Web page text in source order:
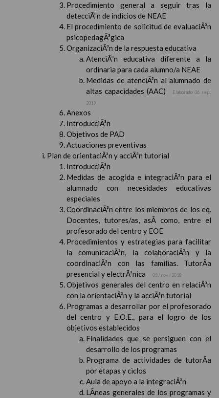
Procedimiento general a seguir tras la
detecciÃ³n de indicios de NEAE
El procedimiento de solicitud de evaluaciÃ³n
psicopedagÃ³gica
OrganizaciÃ³n de la respuesta educativa
AtenciÃ³n educativa diferente a la
ordinaria para cada alumno/a NEAE
Medidas de atenciÃ³n al alumnado de
altas capacidades (AAC)
Elaborado 06 sept
2019
Anexos
IntroducciÃ³n
Objetivos de PAD
Actuaciones preventivas
Plan de orientaciÃ³n y acciÃ³n tutorial
IntroducciÃ³n
Medidas de acogida e integraciÃ³n para el
alumnado con necesidades educativas
especiales
CoordinaciÃ³n entre los miembros de los eq.
Docentes, tutores/as, asÃ­ como, entre el
profesorado del centro y EOE
Procedimientos y estrategias para facilitar
la comunicaciÃ³n, la colaboraciÃ³n y la
coordinaciÃ³n con las familias. TutorÃ­a
presencial y electrÃ³nica
05 / nov / 2018
Objetivos generales del centro en relaciÃ³n
con la orientaciÃ³n y la acciÃ³n tutorial
Programas a desarrollar por el profesorado
del centro y E.O.E., para el logro de los
objetivos establecidos
Finalidades que se persiguen con el
desarrollo de los programas
Programa de actividades de tutorÃ­a
por etapas y ciclos
Aula de apoyo a la integraciÃ³n
LÃ­neas generales de los programas y